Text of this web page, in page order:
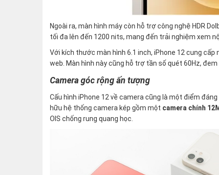
Ngoài ra, màn hình máy còn hỗ trợ công nghệ HDR
tối đa lên đến 1200 nits, mang đến trải nghiệm xem
Với kích thước màn hình 6.1 inch, iPhone 12 cung
web. Màn hình này cũng hỗ trợ tần số quét 60Hz,
Camera góc rộng ấn tượng
Cấu hình iPhone 12 về camera cũng là một điểm
hữu hệ thống camera kép gồm một camera chính
OIS chống rung quang học.